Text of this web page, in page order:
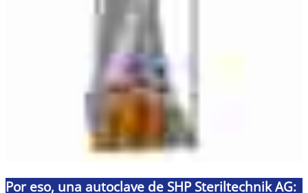
Por eso, una autoclave de SHP Steriltechnik AG: